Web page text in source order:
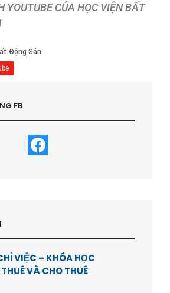
YOUTUBE CỦA HỌC VIỆN BẤT
FB
VIỆC – KHÓA HỌC
VÀ CHO THUÊ